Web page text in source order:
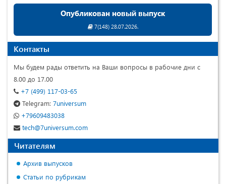
Опубликован новый выпуск
7(148) 28.07.2026.
Контакты
Мы будем рады ответить на Ваши вопросы в рабочие дни с
8.00 до 17.00
+7 (499) 117-03-65
Telegram: 7universum
+79609483038
tech@7universum.com
Читателям
Архив выпусков
Статьи по рубрикам